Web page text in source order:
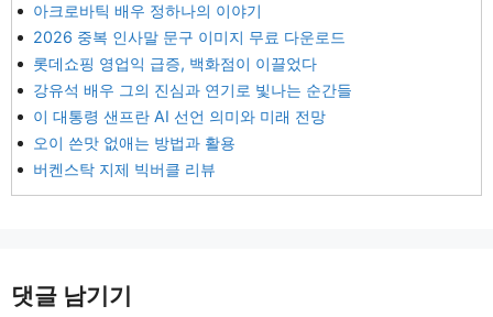
아크로바틱 배우 정하나의 이야기
2026 중복 인사말 문구 이미지 무료 다운로드
롯데쇼핑 영업익 급증, 백화점이 이끌었다
강유석 배우 그의 진심과 연기로 빛나는 순간들
이 대통령 샌프란 AI 선언 의미와 미래 전망
오이 쓴맛 없애는 방법과 활용
버켄스탁 지제 빅버클 리뷰
댓글 남기기